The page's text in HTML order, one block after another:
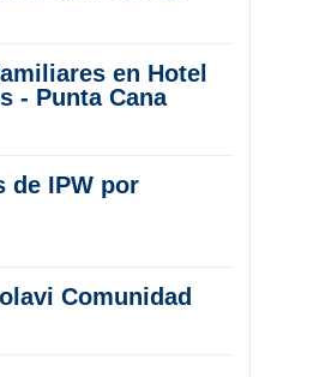
en Hotel
- Punta Cana
de IPW por
Comunidad